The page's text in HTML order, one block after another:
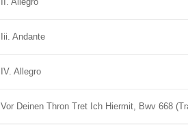
Iii. Andante
IV. Allegro
Vor Deinen Thron Tret Ich Hiermit, Bwv 668